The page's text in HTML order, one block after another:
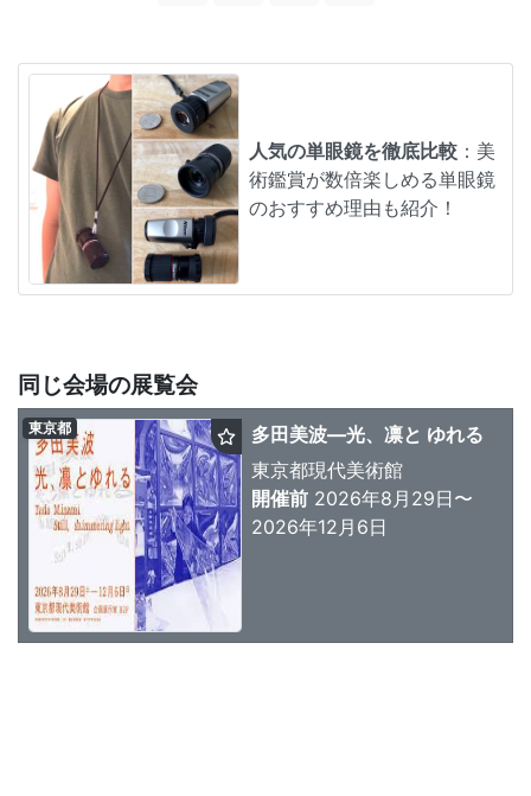
人気の単眼鏡を徹底比較 ：美
術鑑賞が数倍楽しめる単眼鏡
のおすすめ理由も紹介！
同じ会場の展覧会
多田美波―光、凛と ゆれる
東京都現代美術館
開催前 2026年8月29日〜
2026年12月6日
東京都